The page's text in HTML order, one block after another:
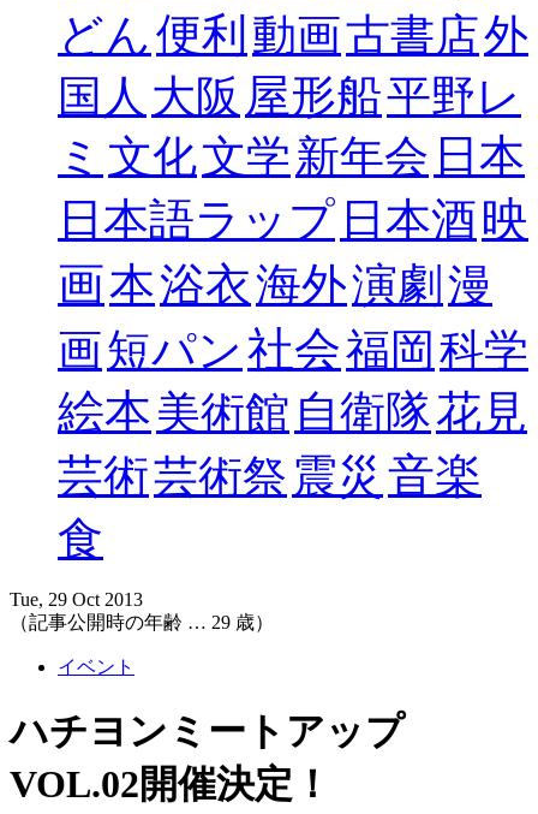
どん便利 動画古書店外
国人 大阪 屋形船平野レ
ミ 文化文学新年会 日本
日本語ラップ 日本酒映
画本浴衣海外演劇 漫
画短パン社会福岡 科学
絵本美術館 自衛隊花見
芸術芸術祭震災 音楽
食
Tue, 29 Oct 2013
（記事公開時の年齢 … 29 歳）
イベント
ハチヨンミートアップ
VOL.02開催決定！